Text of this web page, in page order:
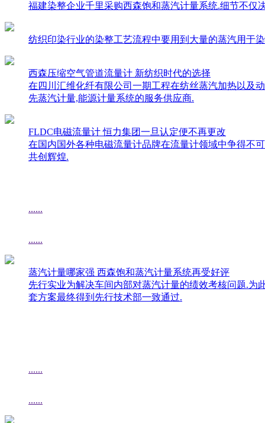
福建染整企业千里采购西森饱和蒸汽计量系统.细节不仅
纺织印染行业的染整工艺流程中要用到大量的蒸汽用于
西森压缩空气管道流量计 新纺织时代的选择
在四川汇维化纤有限公司一期工程在纺丝蒸汽加热以及
先蒸汽计量,能源计量系统的服务供应商.
FLDC电磁流量计 恒力集团一旦认定便不再更改
在国内国外各种电磁流量计品牌在流量计领域中争得不
共创辉煌.
......
......
蒸汽计量哪家强 西森饱和蒸汽计量系统再受好评
先行实业为解决车间内部对蒸汽计量的绩效考核问题.
套方案最终得到先行技术部一致通过.
......
......